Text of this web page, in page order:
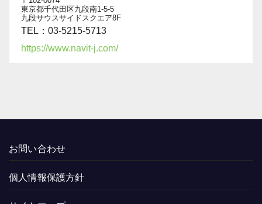
東京都千代田区九段南1-5-5
九段サウスサイドスクエア8F
TEL：03-5215-5713
https://www.navit-j.com/
お問い合わせ
個人情報保護方針